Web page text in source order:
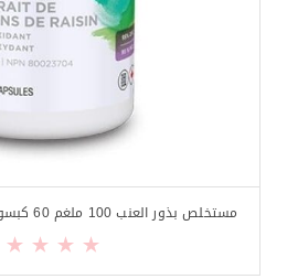
مستخلص بذور العنب 100 ملغم 60 كبسولة Organika Grape Seed